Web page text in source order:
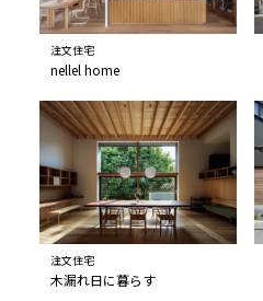
注文住宅
nellel home
注文住宅
木漏れ日に暮らす